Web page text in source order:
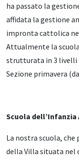
ha passato la
affidata la gestione
impronta cattolica
Attualmente la
strutturata in 3 livelli
Sezione primavera
Scuola dell’Infanzia
La nostra scuola, che
della Villa situata nel